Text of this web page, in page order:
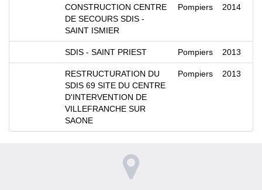
CONSTRUCTION CENTRE
DE SECOURS SDIS -
SAINT ISMIER
Pompiers 2014
SDIS - SAINT PRIEST Pompiers 2013
RESTRUCTURATION DU
SDIS 69 SITE DU CENTRE
D'INTERVENTION DE
VILLEFRANCHE SUR
SAONE
Pompiers 2013